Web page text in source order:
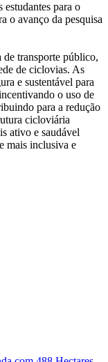
estudantes para o
o avanço da pesquisa
de transporte público,
de ciclovias. As
e sustentável para
o uso de
para a redução
cicloviária
ativo e saudável
mais inclusiva e